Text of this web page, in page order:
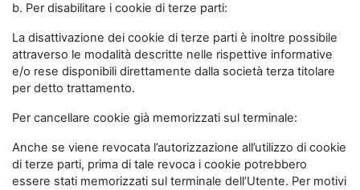
b. Per disabilitare i cookie di terze parti:
La disattivazione dei cookie di terze parti è inoltre possibile
attraverso le modalità descritte nelle rispettive informative
e/o rese disponibili direttamente dalla società terza titolare
per detto trattamento.
Per cancellare cookie già memorizzati sul terminale:
Anche se viene revocata l’autorizzazione all’utilizzo di cookie
di terze parti, prima di tale revoca i cookie potrebbero
essere stati memorizzati sul terminale dell’Utente. Per motivi